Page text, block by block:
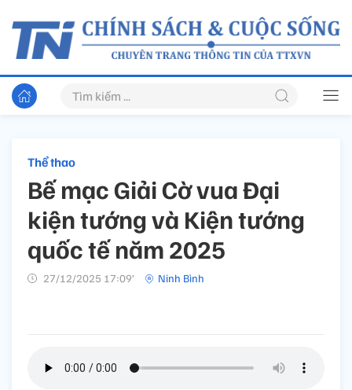
Thể thao
Bế mạc Giải Cờ vua Đại
kiện tướng và Kiện tướng
quốc tế năm 2025
27/12/2025 17:09’ Ninh Bình